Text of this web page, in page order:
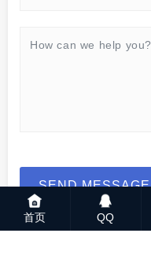
SEND MESSAGE
首页 QQ